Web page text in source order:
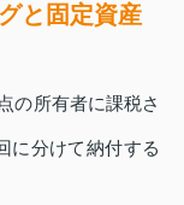
と固定資産
の所有者に課税さ
に分けて納付する